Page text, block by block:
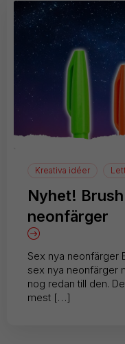
Kreativa idéer
Nyhet!
neonfärger
Sex nya neonfärger
sex nya neonfärger
nog redan till den.
mest […]